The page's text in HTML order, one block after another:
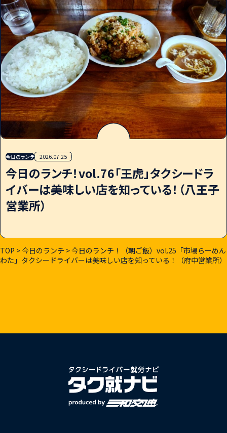
TOP >今日のランチ >今日のランチ！（朝ご飯）vol.25「市場らーめん
わた」タクシードライバーは美味しい店を知っている！（府中営業所）
今日のランチ 2026.07.25
今日のランチ！vol.76「王虎」タクシードラ
イバーは美味しい店を知っている！（八王子
営業所）